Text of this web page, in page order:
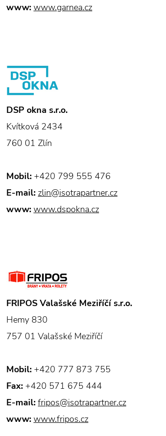
www: www.garnea.cz
DSP okna s.r.o.
Kvítková 2434
760 01 Zlín
Mobil: +420 799 555 476
E-mail: zlin@isotrapartner.cz
www: www.dspokna.cz
FRIPOS Valašské Meziříčí s.r.o.
Hemy 830
757 01 Valašské Meziříčí
Mobil: +420 777 873 755
Fax: +420 571 675 444
E-mail: fripos@isotrapartner.cz
www: www.fripos.cz